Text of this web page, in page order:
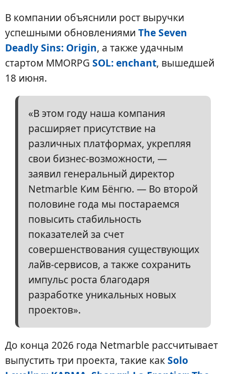
В компании объяснили рост выручки
успешными обновлениями The Seven
Deadly Sins: Origin, а также удачным
стартом MMORPG SOL: enchant, вышедшей
18 июня.
«В этом году наша компания
расширяет присутствие на
различных платформах, укрепляя
свои бизнес-возможности, —
заявил генеральный директор
Netmarble Ким Бёнгю. — Во второй
половине года мы постараемся
повысить стабильность
показателей за счет
совершенствования существующих
лайв-сервисов, а также сохранить
импульс роста благодаря
разработке уникальных новых
проектов».
До конца 2026 года Netmarble рассчитывает
выпустить три проекта, такие какSolo